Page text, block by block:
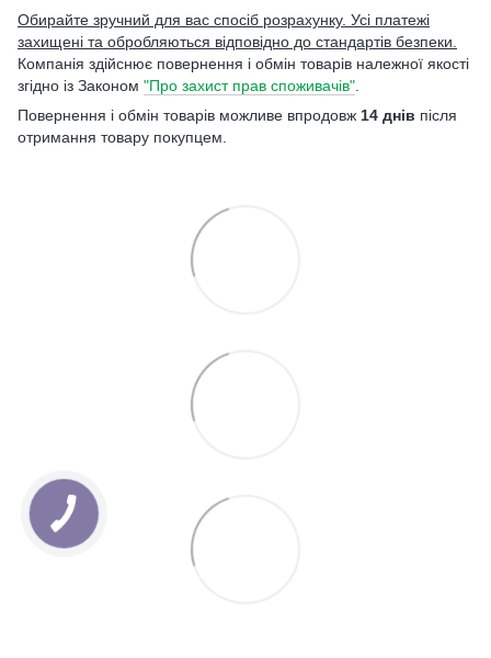
Обирайте зручний для вас спосіб розрахунку. Усі платежі
захищені та обробляються відповідно до стандартів безпеки.
Компанія здійснює повернення і обмін товарів належної якості
згідно із Законом "Про захист прав споживачів"
Повернення і обмін товарів можливе впродовж 14 днів після
отримання товару покупцем.